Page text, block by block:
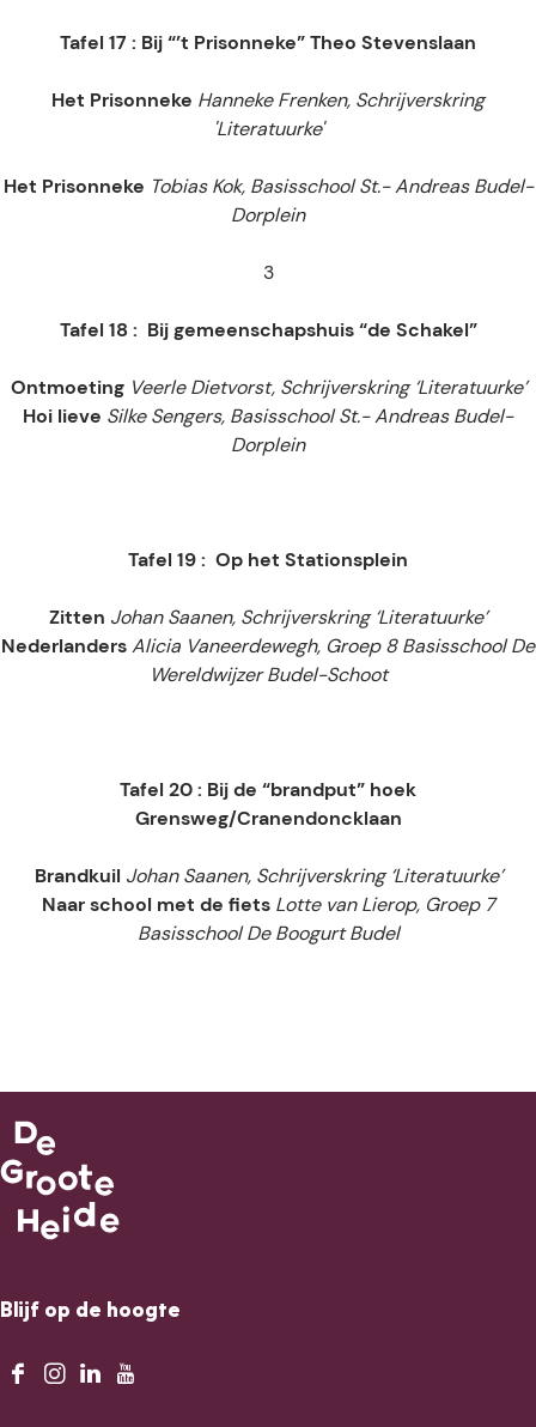
Tafel 17 : Bij “’t Prisonneke” Theo Stevenslaan
Het Prisonneke Hanneke Frenken, Schrijverskring
'Literatuurke'
Het Prisonneke Tobias Kok, Basisschool St.- Andreas Budel-
Dorplein
3
Tafel 18 : Bij gemeenschapshuis “de Schakel”
Ontmoeting Veerle Dietvorst, Schrijverskring ‘Literatuurke’
Hoi lieve Silke Sengers, Basisschool St.- Andreas Budel-
Dorplein
Tafel 19 : Op het Stationsplein
Zitten Johan Saanen, Schrijverskring ‘Literatuurke’
NederlandersAlicia Vaneerdewegh, Groep 8 Basisschool De
Wereldwijzer Budel-Schoot
Tafel 20 : Bij de “brandput” hoek
Grensweg/Cranendoncklaan
Brandkuil Johan Saanen, Schrijverskring ‘Literatuurke’
Naar school met de fiets Lotte van Lierop, Groep 7
Basisschool De Boogurt Budel
Blijf op de hoogte
F
I
L
Y